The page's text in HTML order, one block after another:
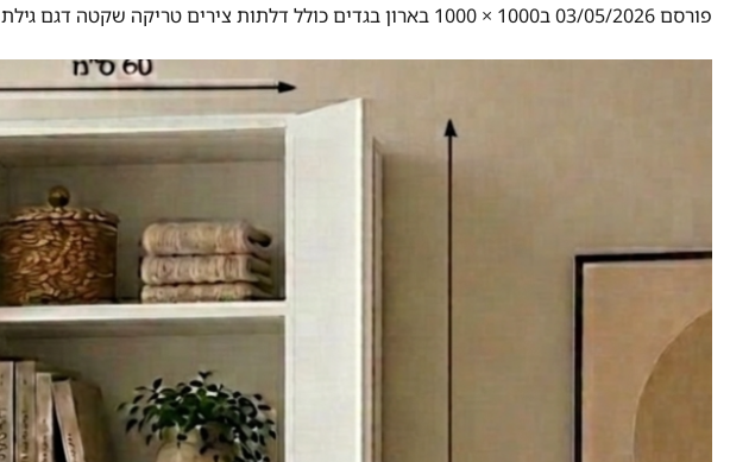
פורסם03/05/2026ב1000 × 1000 בארון בגדים כולל דלתות צירים טריקה שקטה דגם גילת